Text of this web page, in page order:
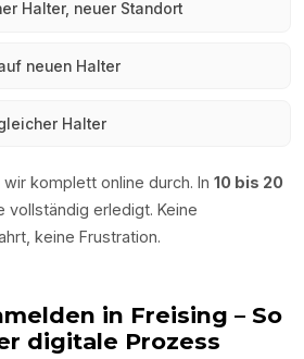
Halter, neuer Standort
neuen Halter
Halter
komplett online durch. In 10 bis 20
vollständig erledigt. Keine
keine Frustration.
in Freising – So
digitale Prozess